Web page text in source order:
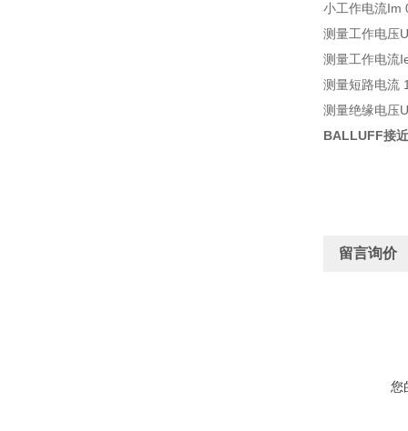
小工作电流Im
测量工作电压
测量工作电流
测量短路电流
测量绝缘电压
BALLUFF接
留言询价
您